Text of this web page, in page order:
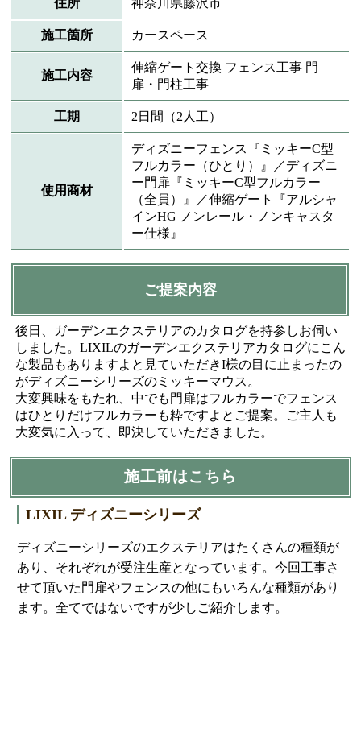
住所 神奈川県藤沢市
施工箇所 カースペース
施工内容
伸縮ゲート交換 フェンス工事 門
扉・門柱工事
工期 2日間（2人工）
使用商材
ディズニーフェンス『ミッキーC型
フルカラー（ひとり）』／ディズニ
ー門扉『ミッキーC型フルカラー
（全員）』／伸縮ゲート『アルシャ
インHG ノンレール・ノンキャスタ
ー仕様』
ご提案内容
後日、ガーデンエクステリアのカタログを持参しお伺い
しました。LIXILのガーデンエクステリアカタログにこん
な製品もありますよと見ていただきI様の目に止まったの
がディズニーシリーズのミッキーマウス。
大変興味をもたれ、中でも門扉はフルカラーでフェンス
はひとりだけフルカラーも粋ですよとご提案。ご主人も
大変気に入って、即決していただきました。
施工前はこちら
LIXIL ディズニーシリーズ
ディズニーシリーズのエクステリアはたくさんの種類が
あり、それぞれが受注生産となっています。今回工事さ
せて頂いた門扉やフェンスの他にもいろんな種類があり
ます。全てではないですが少しご紹介します。